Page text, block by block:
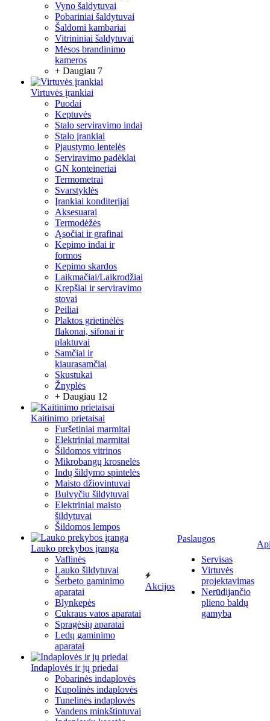
Vyno šaldytuvai
Pobariniai šaldytuvai
Šaldomi kambariai
Vitrininiai šaldytuvai
Mėsos brandinimo
kameros
+ Daugiau 7
Virtuvės įrankiai
Puodai
Keptuvės
Stalo serviravimo indai
Stalo įrankiai
Pjaustymo lentelės
Serviravimo padėklai
GN konteineriai
Termometrai
Svarstyklės
Įrankiai konditerijai
Aksesuarai
Termodėžės
Ąsočiai ir grafinai
Kepimo indai ir
formos
Kepimo skardos
Laikmačiai/Laikrodžiai
Krepšiai ir serviravimo
stovai
Peiliai
Plaktos grietinėlės
flakonai, sifonai ir
plaktuvai
Samčiai ir
kiaurasamčiai
Skustukai
Žnyplės
+ Daugiau 12
Kaitinimo prietaisai
Furšetiniai marmitai
Elektriniai marmitai
Šildomos vitrinos
Mikrobangų krosnelės
Indų šildymo spintelės
Maisto džiovintuvai
Bulvyčiu šildytuvai
Elektriniai maisto
šildytuvai
Šildomos lempos
Lauko prekybos įranga
Vaflinės
Lauko šildytuvai
Šerbeto gaminimo
aparatai
Blynkepės
Cukraus vatos aparatai
Spragėsių aparatai
Ledų gaminimo
aparatai
Indaplovės ir jų priedai
Pobarinės indaplovės
Kupolinės indaplovės
Tunelinės indaplovės
Vandens minkštintuvai
Akcijos
Paslaugos
Servisas
Virtuvės
projektavimas
Nerūdijančio
plieno baldų
gamyba